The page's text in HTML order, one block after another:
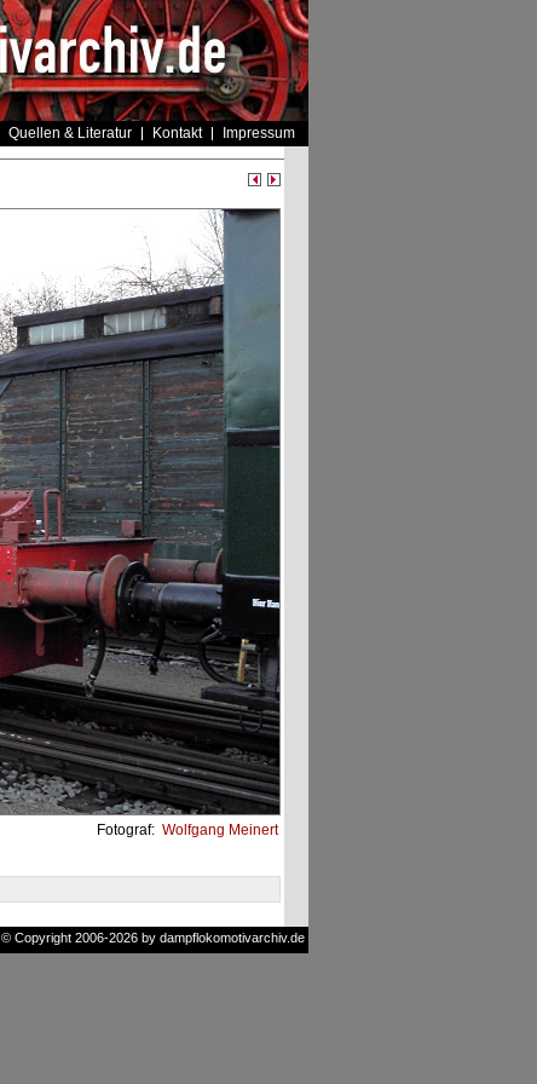
Quellen & Literatur Kontakt Impressum
Fotograf: Wolfgang Meinert
© Copyright 2006-2026 by dampflokomotivarchiv.de